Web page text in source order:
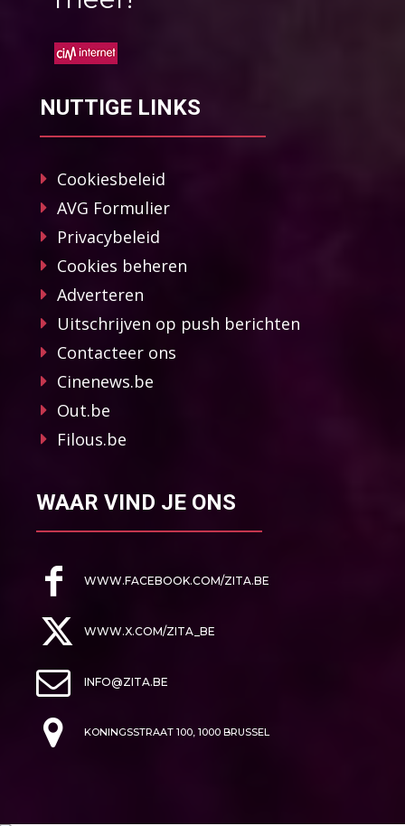
NUTTIGE LINKS
Cookiesbeleid
AVG Formulier
Privacybeleid
Cookies beheren
Adverteren
Uitschrijven op push berichten
Contacteer ons
Cinenews.be
Out.be
Filous.be
WAAR VIND JE ONS
WWW.FACEBOOK.COM/ZITA.BE
WWW.X.COM/ZITA_BE
INFO@ZITA.BE
KONINGSSTRAAT 100, 1000 BRUSSEL